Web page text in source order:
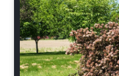
Schnitt-Anleitungen